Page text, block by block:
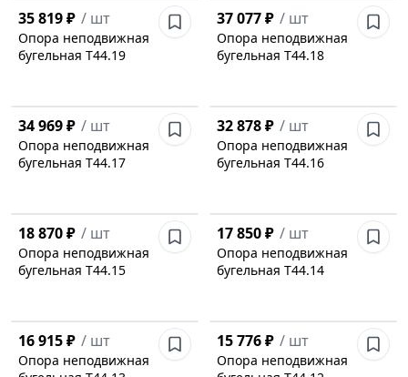
35 819 ₽ / шт
Опора неподвижная
бугельная Т44.19
37 077 ₽ / шт
Опора неподвижная
бугельная Т44.18
34 969 ₽ / шт
Опора неподвижная
бугельная Т44.17
32 878 ₽ / шт
Опора неподвижная
бугельная Т44.16
18 870 ₽ / шт
Опора неподвижная
бугельная Т44.15
17 850 ₽ / шт
Опора неподвижная
бугельная Т44.14
16 915 ₽ / шт
Опора неподвижная
15 776 ₽ / шт
Опора неподвижная